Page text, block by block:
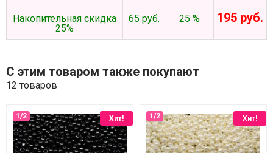
Накопительная скидка
25%
65 руб. 25 % 195 руб.
С этим товаром также покупают
12 товаров
Хит! Хит!